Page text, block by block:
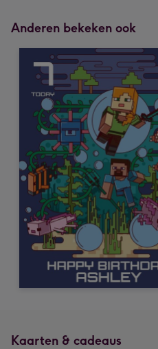
Anderen bekeken ook
Kaarten & cadeaus